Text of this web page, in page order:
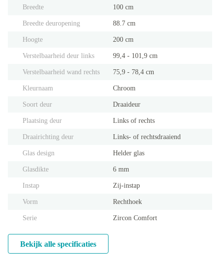
Breedte 100 cm
Breedte deuropening 88.7 cm
Hoogte 200 cm
Verstelbaarheid deur links 99,4 - 101,9 cm
Verstelbaarheid wand rechts 75,9 - 78,4 cm
Kleurnaam Chroom
Soort deur Draaideur
Plaatsing deur Links of rechts
Draairichting deur Links- of rechtsdraaiend
Glas design Helder glas
Glasdikte 6 mm
Instap Zij-instap
Vorm Rechthoek
Serie Zircon Comfort
Bekijk alle specificaties